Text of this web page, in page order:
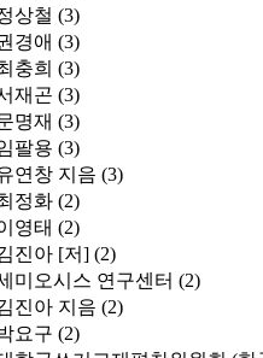
상철 (3)
경애 (3)
충희 (3)
재곤 (3)
명재 (3)
팔용 (3)
연창 지음 (3)
정화 (2)
영태 (2)
진아 [저] (2)
미오시스 연구센터 (2)
진아 지음 (2)
요구 (2)